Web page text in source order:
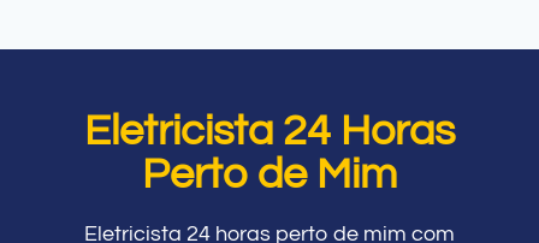
Eletricista 24 Horas
Perto de Mim
Eletricista 24 horas perto de mim com